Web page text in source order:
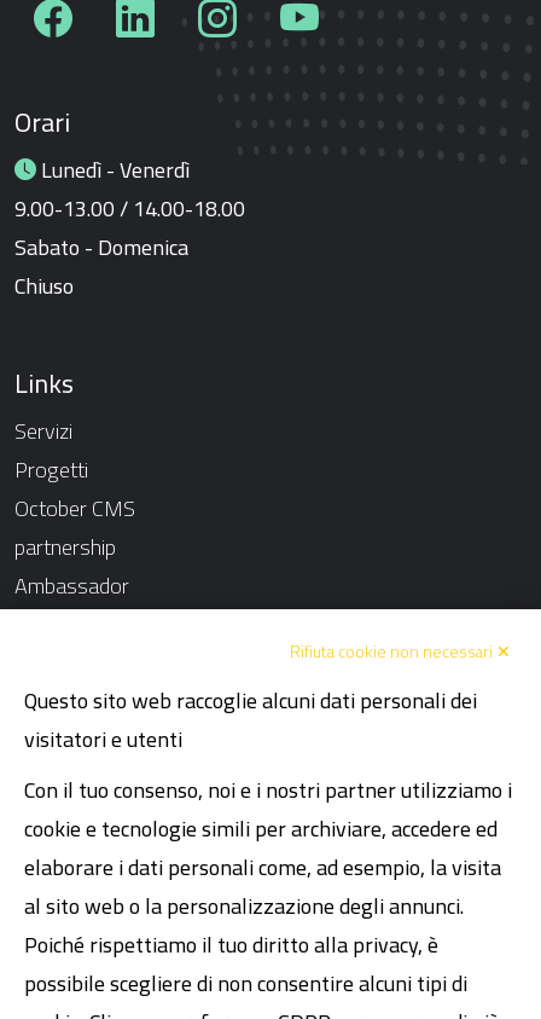
Orari
Lunedì - Venerdì
9.00-13.00 / 14.00-18.00
Sabato - Domenica
Chiuso
Links
Servizi
Progetti
October CMS
partnership
Ambassador
Contatti
Atmosphere
Fissa un incontro
Dichiarazione dei diritti umani
Legal
P.I. 02089481200
Rifiuta cookie non necessari ✕
Questo sito web raccoglie alcuni dati personali dei
visitatori e utenti
Con il tuo consenso, noi e i nostri partner utilizziamo i
cookie e tecnologie simili per archiviare, accedere ed
elaborare i dati personali come, ad esempio, la visita
al sito web o la personalizzazione degli annunci.
Poiché rispettiamo il tuo diritto alla privacy, è
possibile scegliere di non consentire alcuni tipi di